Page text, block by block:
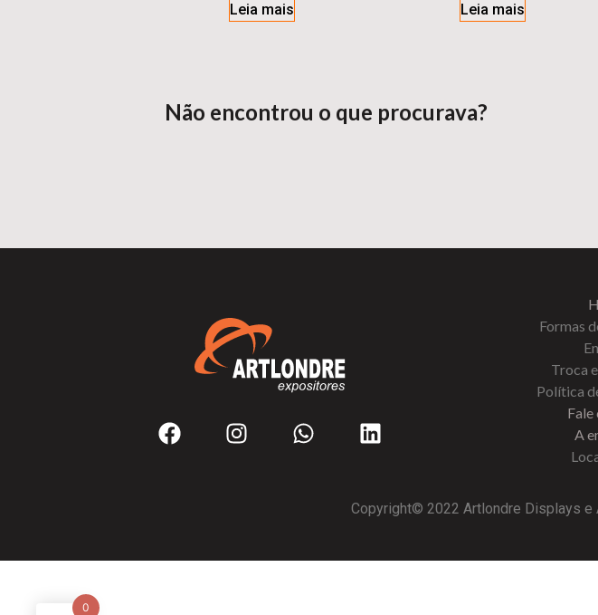
Leia mais Leia mais
Não encontrou o que procurava?
Formas
Troca
Política
Fale
A
Copyright© 2022 Artlondre Displays
0